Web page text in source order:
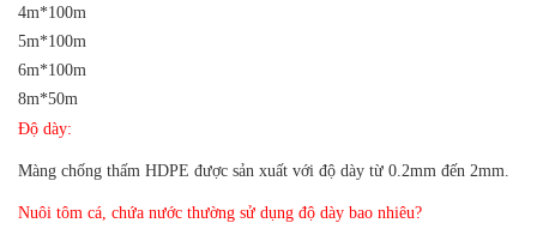
4m*100m
5m*100m
6m*100m
8m*50m
Độ dày:
Màng chống thấm HDPE được sản xuất với độ dày từ 0.2mm đến 2mm.
Nuôi tôm cá, chứa nước thường sử dụng độ dày bao nhiêu?